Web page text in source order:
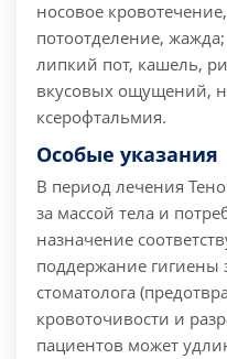
носовое
потоотделение,
липкий пот, кашель,
вкусовых ощущений,
ксерофтальмия.
Особые указания
В период лечения
за массой тела и
назначение
поддержание гигиены
стоматолога
кровоточивости и
пациентов может